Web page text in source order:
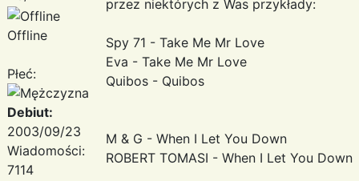
Offline
Płeć:
Debiut:
2003/09/23
Wiadomości:
7114
przez niektórych z Was przykłady:
Spy 71 - Take Me Mr Love
Eva - Take Me Mr Love
Quibos - Quibos
M & G - When I Let You Down
ROBERT TOMASI - When I Let You Down